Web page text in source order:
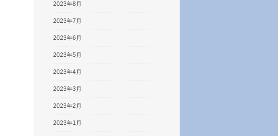
2023年8月
2023年7月
2023年6月
2023年5月
2023年4月
2023年3月
2023年2月
2023年1月